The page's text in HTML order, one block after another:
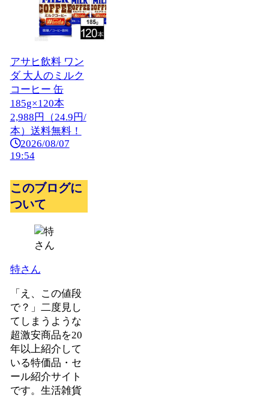
アサヒ飲料 ワン
ダ 大人のミルク
コーヒー 缶
185g×120本
2,988円（24.9円/
本）送料無料！
2026/08/07
19:54
このブログに
ついて
特さん
「え、この値段
で？」二度見し
てしまうような
超激安商品を20
年以上紹介して
いる特価品・セ
ール紹介サイト
です。生活雑貨